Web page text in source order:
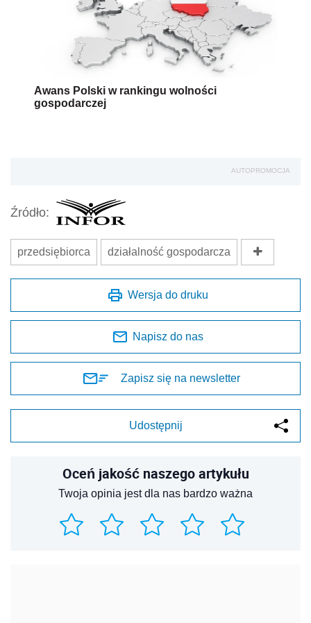
Awans Polski w rankingu wolności
gospodarczej
AUTOPROMOCJA
Źródło:
przedsiębiorca działalność gospodarcza
Wersja do druku
Napisz do nas
Zapisz się na newsletter
Udostępnij
Oceń jakość naszego artykułu
Twoja opinia jest dla nas bardzo ważna